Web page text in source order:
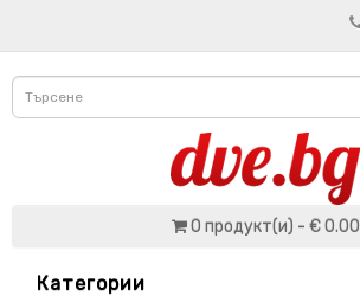
0 продукт(и) - € 0.00
Категории